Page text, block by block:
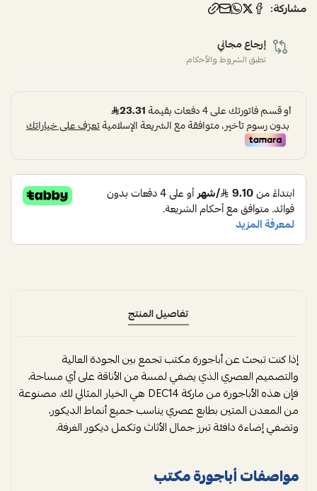
مشاركة:
إرجاع مجاني
تطبق الشروط والأحكام
تفاصيل المنتج
إذا كنت تبحث عن أباجورة مكتب تجمع بين الجودة العالية
والتصميم العصري الذي يضفي لمسة من الأناقة على أي مساحة،
فإن هذه الأباجورة من ماركة DEC14 هي الخيار المثالي لك. مصنوعة
من المعدن المتين بطابع عصري يناسب جميع أنماط الديكور،
وتضفي إضاءة دافئة تبرز جمال الأثاث وتكمل ديكور الغرفة.
مواصفات أباجورة مكتب